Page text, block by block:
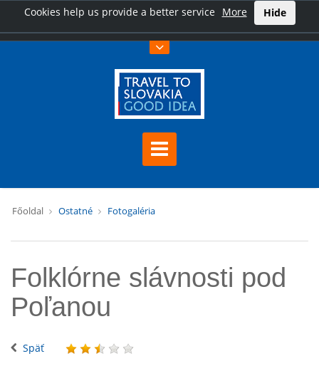
Cookies help us provide a better service More Hide
Főoldal Ostatné Fotogaléria
Folklórne slávnosti pod
Poľanou
Späť